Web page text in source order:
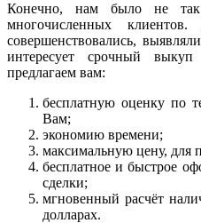
Конечно, нам было не так
многочисленных
совершенствовались,
интересует срочный
предлагаем вам:
бесплатную оценку по
Вам;
экономию времени;
максимальную цену,
бесплатное и быстрое
сделки;
мгновенный расчёт
долларах.